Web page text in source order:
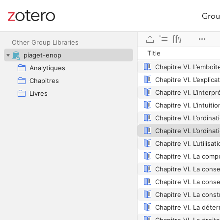
Site navigation
Other Group Libraries
piaget-enop
Analytiques
Chapitres
Livres
Title
Chapitre VI.
Chapitre VI.